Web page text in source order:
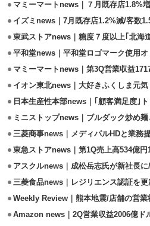
アスクルnews｜成松岳志氏が新社長
三菱食品news｜レジリエンス認証を